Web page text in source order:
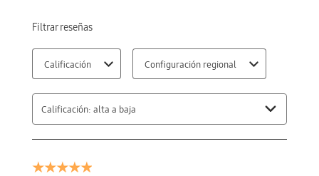
Filtrar reseñas
Calificación Configuración regional
Calificación: alta a baja